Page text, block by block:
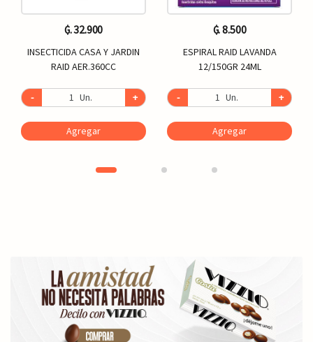
₲. 32.900
INSECTICIDA CASA Y JARDIN
RAID AER.360CC
- Un. +
Agregar
₲. 8.500
ESPIRAL RAID LAVANDA
12/150GR 24ML
- Un. +
Agregar